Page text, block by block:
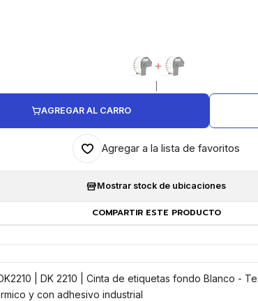
AGREGAR AL CARRO
Agregar a la lista de favoritos
Mostrar stock de ubicaciones
COMPARTIR ESTE PRODUCTO
DK2210 | DK 2210 | Cinta de etiquetas fondo Blanco -
y con adhesivo industrial